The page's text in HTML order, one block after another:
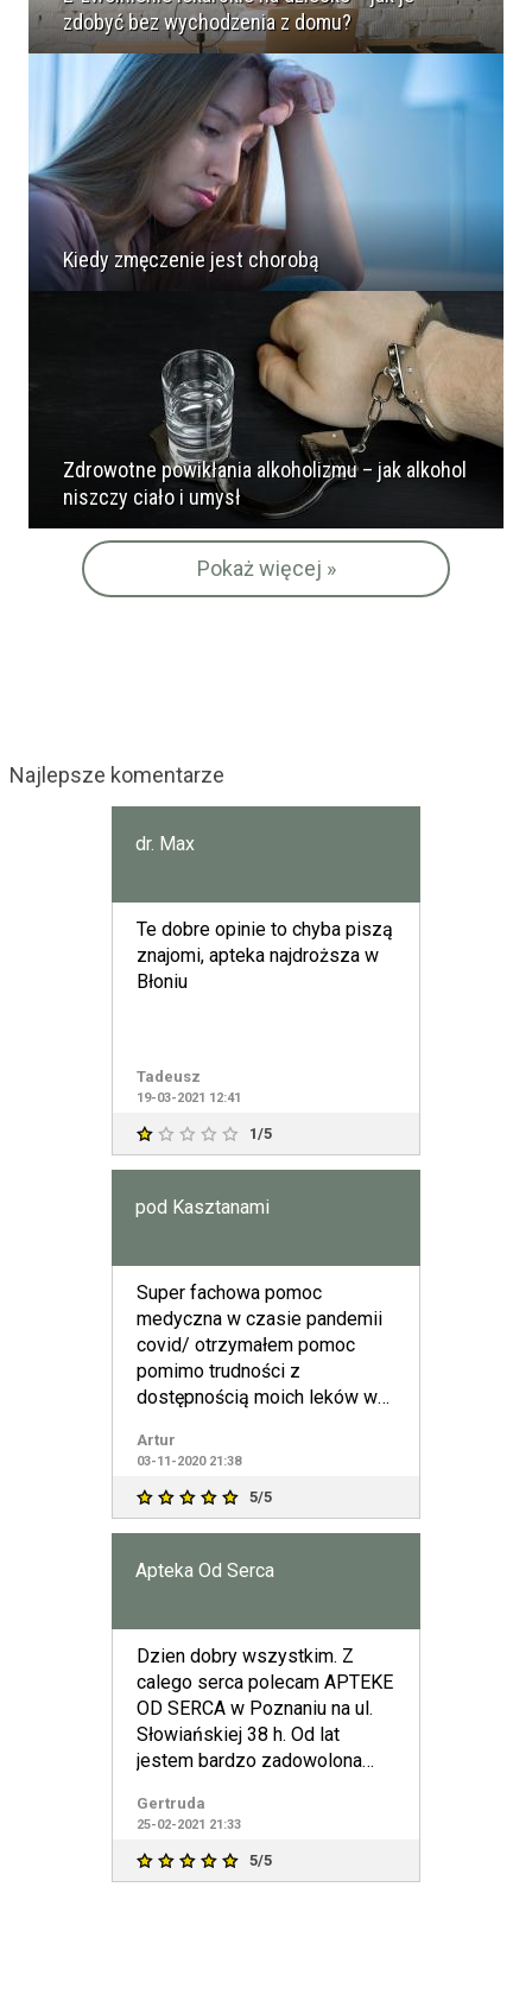
zdobyć bez wychodzenia z domu?
Kiedy zmęczenie jest chorobą
Zdrowotne powikłania alkoholizmu – jak alkohol
niszczy ciało i umysł
Pokaż więcej »
Najlepsze komentarze
dr. Max
Te dobre opinie to chyba piszą
znajomi, apteka najdroższa w
Błoniu
Tadeusz
19-03-2021 12:41
1/5
pod Kasztanami
Super fachowa pomoc
medyczna w czasie pandemii
covid/ otrzymałem pomoc
pomimo trudności z
dostępnością moich leków w
Artur
03-11-2020 21:38
5/5
Apteka Od Serca
Dzien dobry wszystkim. Z
calego serca polecam APTEKE
OD SERCA w Poznaniu na ul.
Słowiańskiej 38 h. Od lat
jestem bardzo zadowolona
Gertruda
25-02-2021 21:33
5/5